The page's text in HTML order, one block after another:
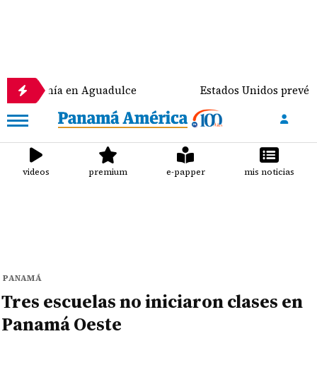
en Aguadulce Estados Unidos prevé destinar
videos premium e-papper mis noticias
PANAMÁ
Tres escuelas no iniciaron clases en
Panamá Oeste